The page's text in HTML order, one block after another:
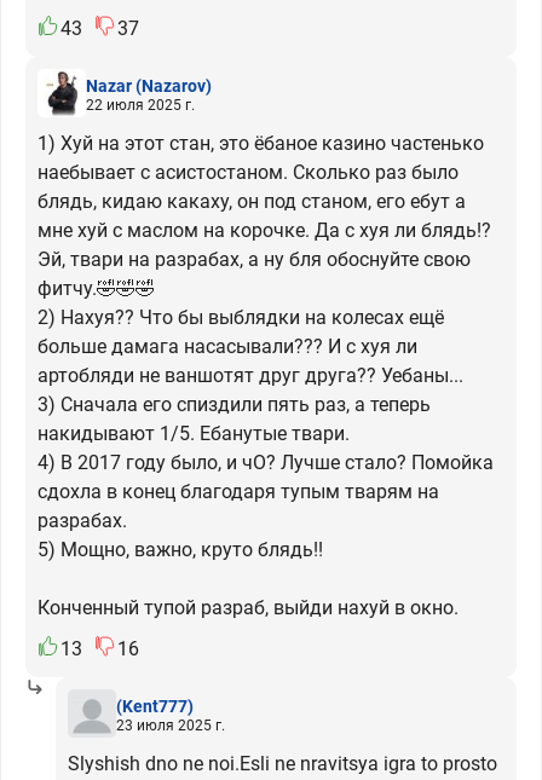
43 37
Nazar(Nazarov)
22 июля 2025 г.
1) Хуй на этот стан, это ёбаное казино частенько
наебывает с асистостаном. Сколько раз было
блядь, кидаю какаху, он под станом, его ебут а
мне хуй с маслом на корочке. Да с хуя ли блядь!?
Эй, твари на разрабах, а ну бля обоснуйте свою
фитчу.🤣🤣🤣
2) Нахуя?? Что бы выблядки на колесах ещё
больше дамага насасывали??? И с хуя ли
артобляди не ваншотят друг друга?? Уебаны...
3) Сначала его спиздили пять раз, а теперь
накидывают 1/5. Ебанутые твари.
4) В 2017 году было, и чО? Лучше стало? Помойка
сдохла в конец благодаря тупым тварям на
разрабах.
5) Мощно, важно, круто блядь!!
Конченный тупой разраб, выйди нахуй в окно.
13
16
(Kent777)
23 июля 2025 г.
Slyshish dno ne noi.Esli ne nravitsya igra to prosto